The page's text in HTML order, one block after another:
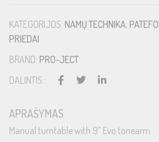
KATEGORIJOS: NAMŲ TECHNIKA,
PRIEDAI
BRAND: PRO-JECT
DALINTIS :
APRAŠYMAS
Manual turntable with 9” Evo tonearm